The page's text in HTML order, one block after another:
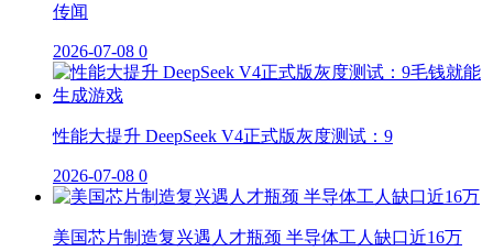
传闻
2026-07-08 0
性能大提升 DeepSeek V4正式版灰度测试：9
2026-07-08 0
美国芯片制造复兴遇人才瓶颈 半导体工人缺口近16万